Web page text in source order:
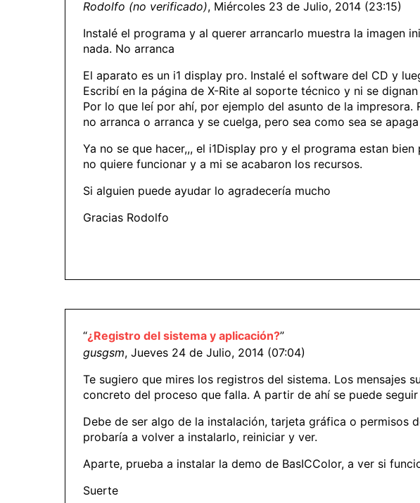
Rodolfo (no verificado), Miércoles 23 de Julio, 2014 (23:15)
Instalé el programa y al querer arrancarlo muestra la imagen
nada. No arranca
El aparato es un i1 display pro. Instalé el software del CD y
Escribí en la página de X-Rite al soporte técnico y ni se
Por lo que leí por ahí, por ejemplo del asunto de la
no arranca o arranca y se cuelga, pero sea como sea se
Ya no se que hacer,,, el i1Display pro y el programa estan
no quiere funcionar y a mi se acabaron los recursos.
Si alguien puede ayudar lo agradecería mucho
Gracias Rodolfo
“¿Registro del sistema y aplicación?”
gusgsm, Jueves 24 de Julio, 2014 (07:04)
Te sugiero que mires los registros del sistema. Los mensajes
concreto del proceso que falla. A partir de ahí se puede
Debe de ser algo de la instalación, tarjeta gráfica o permisos
probaría a volver a instalarlo, reiniciar y ver.
Aparte, prueba a instalar la demo de BasICColor, a ver si
Suerte